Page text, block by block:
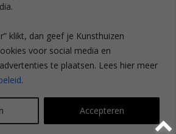
klikt, dan geef je Kunsthuizen
voor social media en
te plaatsen. Lees hier meer
.
Accepteren
rights reserved | Disclaimer|
Legit